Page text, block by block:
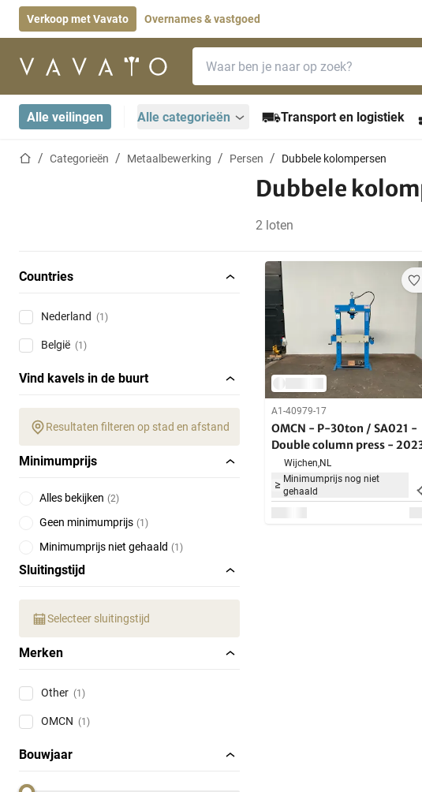
Verkoop met Vavato Overnames & vastgoed
Startpagina
Alle veilingen Alle categorieën Transport en logistiek
StartpaginaCategorieën Metaalbewerking Persen Dubbele kolompersen
Dubbele
2 loten
Countries
Nederland (1)
België (1)
Vind kavels in de buurt
Resultaten filteren op stad en afstand
Minimumprijs
Alles bekijken (2)
Geen minimumprijs (1 )
Minimumprijs niet gehaald (1 )
Sluitingstijd
Selecteer sluitingstijd
Merken
Other (1)
OMCN (1)
Bouwjaar
A1-40979-17
OMCN - P-30ton / SA021 -
Double column press -
Wijchen,NL
Minimumprijs nog niet
gehaald